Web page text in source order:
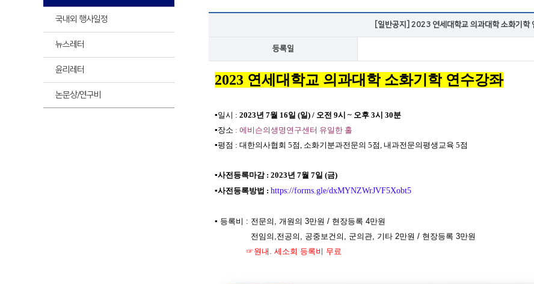
최신VOD
국내외 행사일정
뉴스레터
윤리레터
논문상/연구비
[일반공지] 2023 연세대학교 의과대학 소화기
등록일
2023 연세대학교 의과대학 소화기학 연수강좌
▪일시 : 2023년 7월 16일 (일) / 오전 9시 ~ 오후 3시 30분
▪장소 : 에비슨의생명연구센터 유일한 홀
▪평점 : 대한의사협회 5점, 소화기분과전문의 5점, 내과전문의평생교육 5점
▪사전등록마감 : 2023년 7월 7일 (금)
▪사전등록방법 : https://forms.gle/dxMYNZWrJVF5Xobt5
▪ 등록비 : 전문의 , 개원의 3만원 / 현장등록 4만원
전임의 ,전공의 , 공중보건의 , 군의관, 기타 2만원 / 현장등록 3만원
☞원내 . 세소회 등록비 무료